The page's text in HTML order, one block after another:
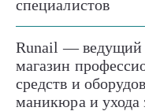
специалистов
Runail — ведущий
магазин
средств и
маникюра и ухода